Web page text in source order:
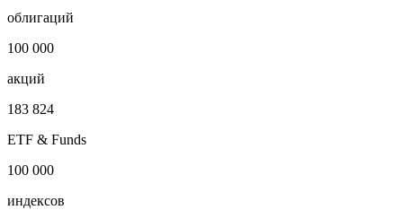
облигаций
100 000
акций
183 824
ETF & Funds
100 000
индексов